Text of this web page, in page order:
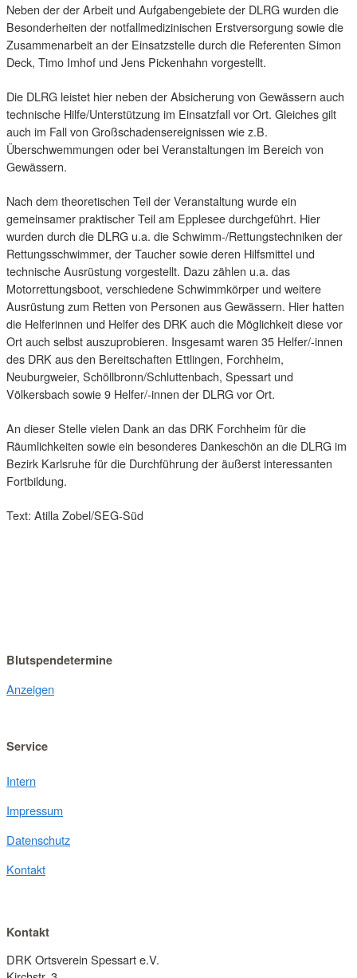
Neben der der Arbeit und Aufgabengebiete der DLRG wurden die
Besonderheiten der notfallmedizinischen Erstversorgung sowie die
Zusammenarbeit an der Einsatzstelle durch die Referenten Simon
Deck, Timo Imhof und Jens Pickenhahn vorgestellt.
Die DLRG leistet hier neben der Absicherung von Gewässern auch
technische Hilfe/Unterstützung im Einsatzfall vor Ort. Gleiches gilt
auch im Fall von Großschadensereignissen wie z.B.
Überschwemmungen oder bei Veranstaltungen im Bereich von
Gewässern.
Nach dem theoretischen Teil der Veranstaltung wurde ein
gemeinsamer praktischer Teil am Epplesee durchgeführt. Hier
wurden durch die DLRG u.a. die Schwimm-/Rettungstechniken der
Rettungsschwimmer, der Taucher sowie deren Hilfsmittel und
technische Ausrüstung vorgestellt. Dazu zählen u.a. das
Motorrettungsboot, verschiedene Schwimmkörper und weitere
Ausrüstung zum Retten von Personen aus Gewässern. Hier hatten
die Helferinnen und Helfer des DRK auch die Möglichkeit diese vor
Ort auch selbst auszuprobieren. Insgesamt waren 35 Helfer/-innen
des DRK aus den Bereitschaften Ettlingen, Forchheim,
Neuburgweier, Schöllbronn/Schluttenbach, Spessart und
Völkersbach sowie 9 Helfer/-innen der DLRG vor Ort.
An dieser Stelle vielen Dank an das DRK Forchheim für die
Räumlichkeiten sowie ein besonderes Dankeschön an die DLRG im
Bezirk Karlsruhe für die Durchführung der äußerst interessanten
Fortbildung.
Text: Atilla Zobel/SEG-Süd
Blutspendetermine
Anzeigen
Service
Intern
Impressum
Datenschutz
Kontakt
Kontakt
DRK Ortsverein Spessart e.V.